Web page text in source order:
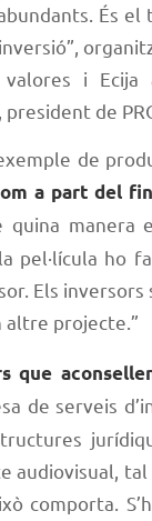
És
i Ecija
de
de
a part del
manera
ho
Els
altre projecte.”
que
de serveis
tal
comporta.